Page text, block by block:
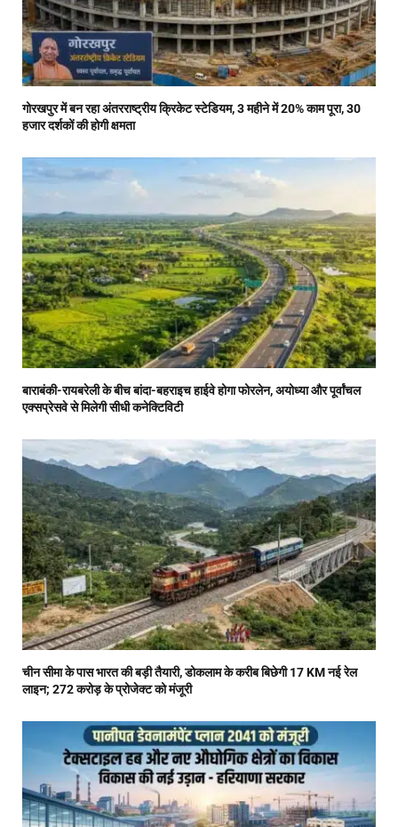
गोरखपुर में बन रहा अंतरराष्ट्रीय क्रिकेट स्टेडियम, 3 महीने में 20% काम पूरा, 30
हजार दर्शकों की होगी क्षमता
बाराबंकी-रायबरेली के बीच बांदा-बहराइच हाईवे होगा फोरलेन, अयोध्या और पूर्वांचल
एक्सप्रेसवे से मिलेगी सीधी कनेक्टिविटी
चीन सीमा के पास भारत की बड़ी तैयारी, डोकलाम के करीब बिछेगी 17 KM नई रेल
लाइन; 272 करोड़ के प्रोजेक्ट को मंजूरी